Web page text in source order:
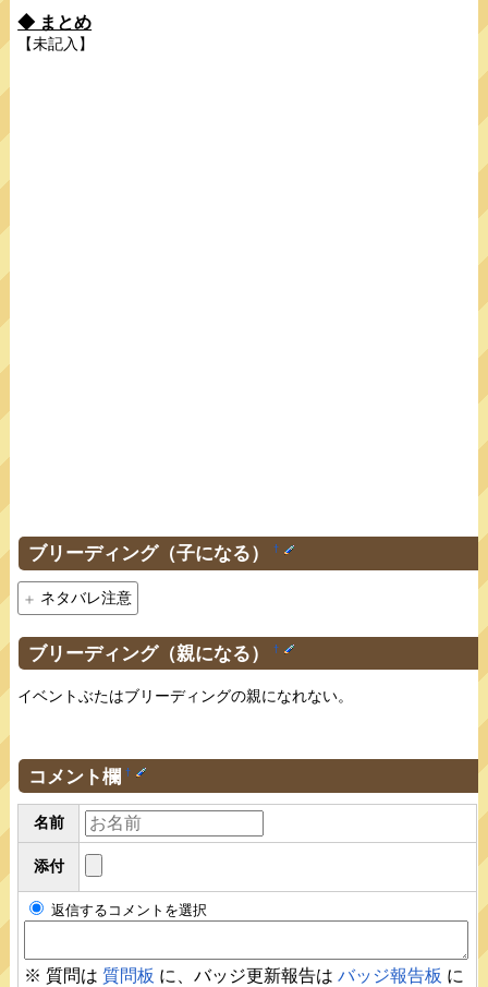
◆ まとめ
【未記入】
ブリーディング（子になる） †
ネタバレ注意
ブリーディング（親になる） †
イベントぶたはブリーディングの親になれない。
コメント欄 †
名前
添付
返信するコメントを選択
※ 質問は 質問板 に、バッジ更新報告はバッジ報告板 に